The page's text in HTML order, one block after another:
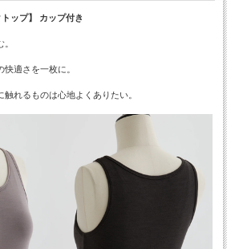
ップ】 カップ付き
適さを一枚に。
れるものは心地よくありたい。